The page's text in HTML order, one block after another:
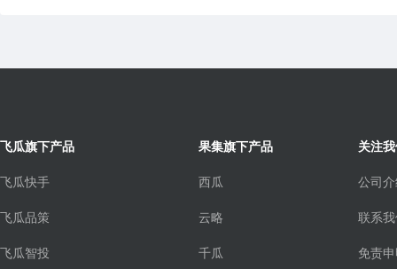
飞瓜旗下产品
飞瓜快手
飞瓜品策
飞瓜智投
果集旗下产品
西瓜
云略
千瓜
关注
公司
联系
免责